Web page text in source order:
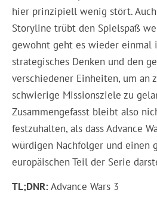
hier prinzipiell wenig stört.
Storyline trübt den Spielspaß
gewohnt geht es wieder einmal
strategisches Denken und den
verschiedener Einheiten, um an
schwierige Missionsziele zu
Zusammengefasst bleibt also
festzuhalten, als dass Advance
würdigen Nachfolger und einen
europäischen Teil der Serie
TL;DNR:Advance Wars 3